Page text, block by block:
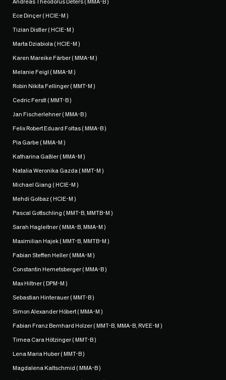
Andreas Theodorus Deters ( MMA-B )
Ece Dinçer ( HCIE-M )
Tizian Distler ( HCIE-M )
Marta Dziabiola ( HCIE-M )
Karen Mareike Färber ( MMA-M )
Melanie Feigl ( MMA-M )
Robin Nikita Fellinger ( MMT-M )
Cedric Ferstl ( MMT-B )
Jan Fischerlehner ( MMA-B )
Felix Robert Eduard Foltas ( MMA-B )
Pia Garbe ( MMA-M )
Katharina Gaßler ( MMA-M )
Natalia Weronika Gazda ( MMT-M )
Michael Giang ( HCIE-M )
Mehdi Golbaz ( HCIE-M )
Pascal Gottschling ( MMT-B, MMTB-M )
Sarah Hagleitner ( MMA-B, MMA-M )
Maximilian Hajek ( MMT-B, MMTB-M )
Fabian Steffen Heller ( MMA-M )
Constantin Hemetsberger ( MMA-B )
Max Hiltner ( DPM-M )
Sebastian Hinterauer ( MMT-B )
Simon Alexander Höbert ( MMA-M )
Fabian Franz Bernhard Holzer ( MMT-B, MMA-B, RVEE-M )
Timea Cara Hötzinger ( MMT-B )
Lena Maria Huber ( MMT-B )
Magdalena Kaltschmid ( MMA-B )